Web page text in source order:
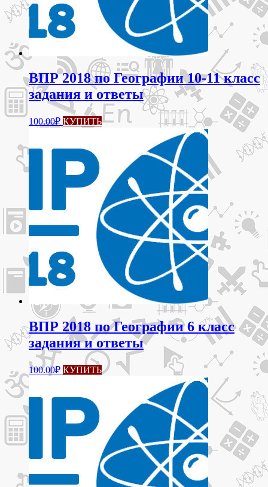
ВПР 2018 по Географии 10-11 класс
задания и ответы
100.00₽ КУПИТЬ
ВПР 2018 по Географии 6 класс
задания и ответы
100.00₽ КУПИТЬ